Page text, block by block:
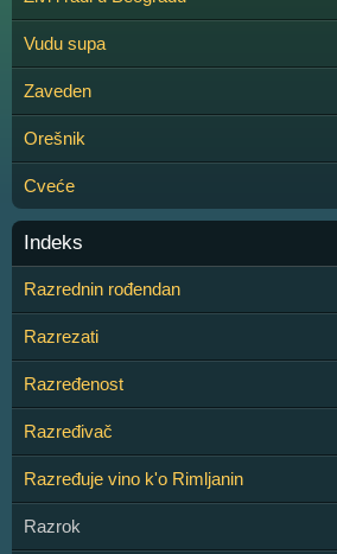
Vudu supa
Zaveden
Orešnik
Cveće
Indeks
Razrednin rođendan
Razrezati
Razređenost
Razređivač
Razređuje vino k'o Rimljanin
Razrok